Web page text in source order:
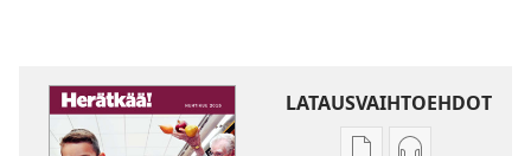
LATAUSVAIHTOEHDOT